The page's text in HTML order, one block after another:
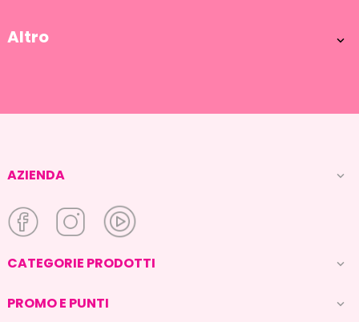
Altro 
AZIENDA 
CATEGORIE PRODOTTI 
PROMO E PUNTI 